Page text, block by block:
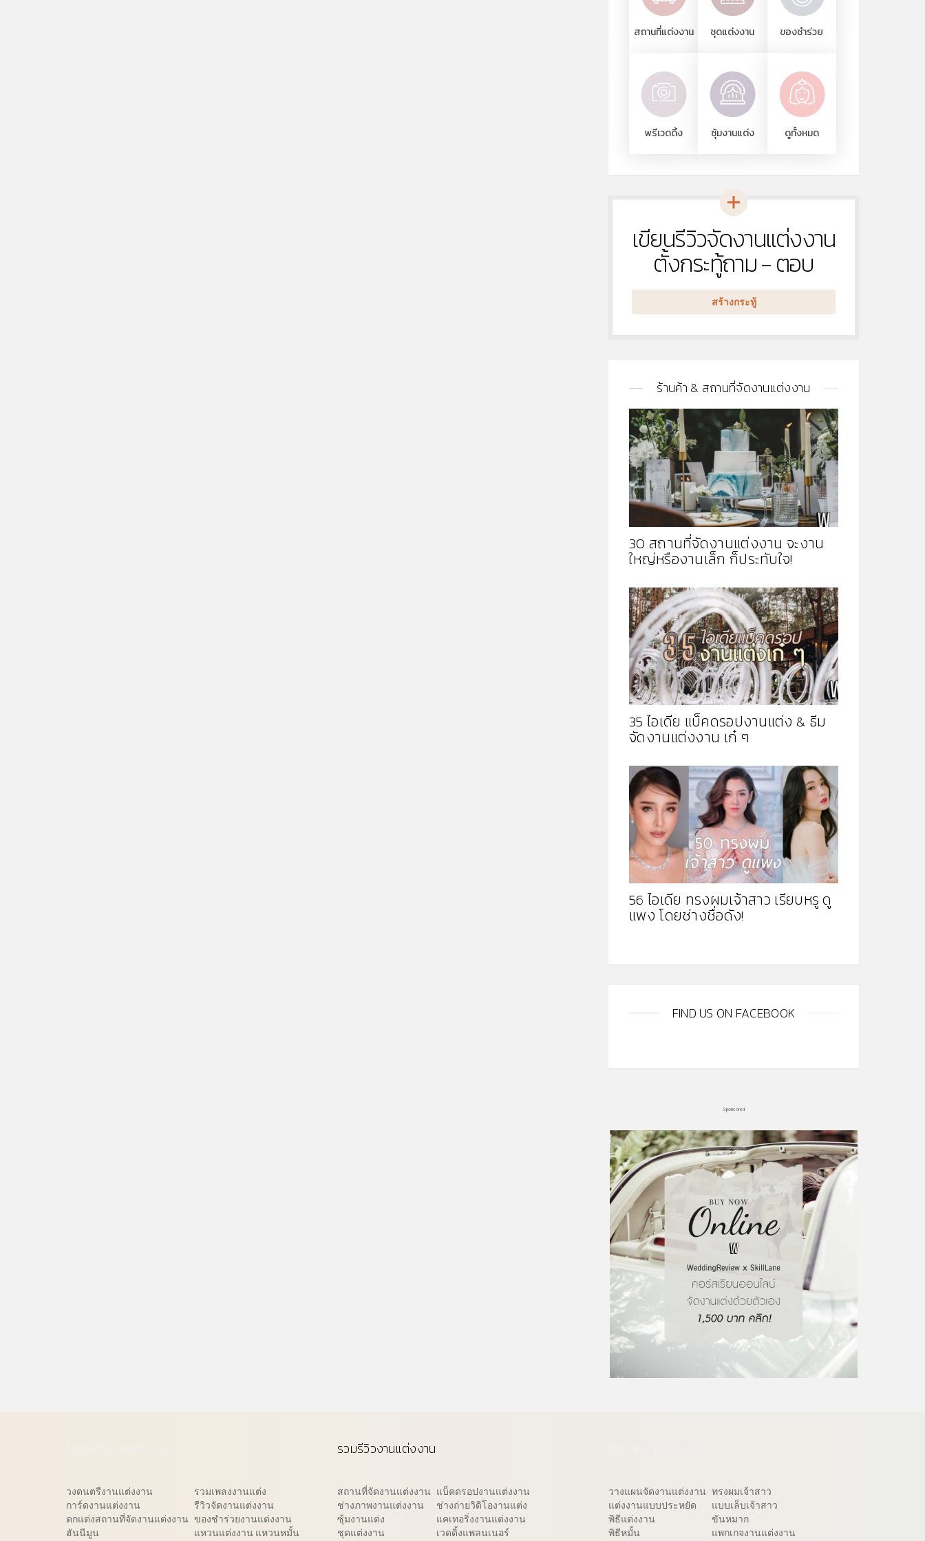
สถานที่แต่งงาน ชุดแต่งงาน ของชำร่วย
พรีเวดดิ้ง ซุ้มงานแต่ง ดูทั้งหมด
หัวข้อ
ใหม่
เขียนรีวิวจัดงานแต่งงาน
ตั้งกระทู้ถาม - ตอบ
สร้างกระทู้
ร้านค้า & สถานที่จัดงานแต่งงาน
30 สถานที่จัดงานแต่งงาน จะงาน
ใหญ่หรืองานเล็ก ก็ประทับใจ!
35 ไอเดีย แบ็คดรอปงานแต่ง & ธีม
จัดงานแต่งงาน เก๋ ๆ
56 ไอเดีย ทรงผมเจ้าสาว เรียบหรู ดู
แพง โดยช่างชื่อดัง!
FIND US ON FACEBOOK
Sponsored
วงดนตรีงานแต่งงาน
การ์ดงานแต่งงาน
ตกแต่งสถานที่จัดงานแต่งงาน
ฮันนีมูน
รวมเพลงงานแต่ง
รีวิวจัดงานแต่งงาน
ของชำร่วยงานแต่งงาน
แหวนแต่งงาน แหวนหมั้น
รวมรีวิวงานแต่งงาน
สถานที่จัดงานแต่งงาน
ช่างภาพงานแต่งงาน
ซุ้มงานแต่ง
ชุดแต่งงาน
แบ็คดรอปงานแต่งงาน
ช่างถ่ายวิดิโองานแต่ง
แคเทอริ่งงานแต่งงาน
เวดดิ้งแพลนเนอร์
วางแผนจัดงานแต่งงาน
แต่งงานแบบประหยัด
พิธีแต่งงาน
พิธีหมั้น
ทรงผมเจ้าสาว
แบบเล็บเจ้าสาว
ขันหมาก
แพกเกจงานแต่งงาน